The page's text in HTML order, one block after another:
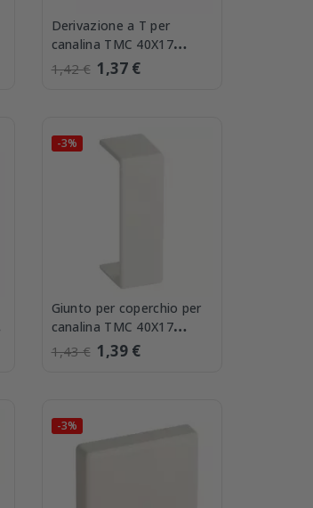
Derivazione a T per
canalina TMC 40X17
Bocchiotti IM 40x17 W
1,42 € 1,37 €
-3%
Giunto per coperchio per
canalina TMC 40X17
Bocchiotti GM 40x17 W
1,43 € 1,39 €
-3%